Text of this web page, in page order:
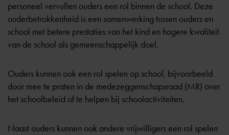
personeel vervullen ouders een rol binnen de school. Deze
ouderbetrokkenheid is een samenwerking tussen ouders en
school met betere prestaties van het kind en hogere kwaliteit
van de school als gemeenschappelijk doel.
Ouders kunnen ook een rol spelen op school, bijvoorbeeld
door mee te praten in de medezeggenschapsraad (MR) over
het schoolbeleid of te helpen bij schoolactiviteiten.
Naast ouders kunnen ook andere vrijwilligers een rol spelen